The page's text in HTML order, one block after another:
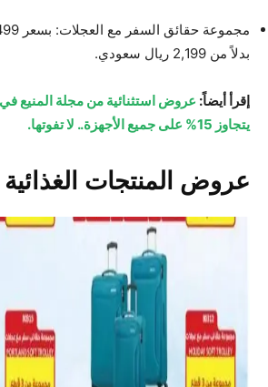
بدلاً من 2,199 ريال سعودي.
إقرأ أيضاً: عروض استثنائية من مجلة المنيع
يتجاوز 15% على جميع الأجهزة.. لا تفوتها.
عروض المنتجات الغذائية